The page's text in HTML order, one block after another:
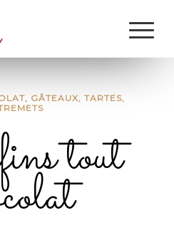
, GÂTEAUX, TARTES,
tout